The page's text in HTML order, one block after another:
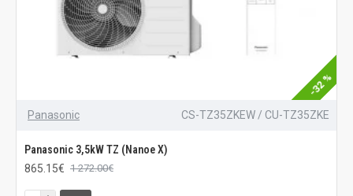
-32 %
Panasonic CS-TZ35ZKEW / CU-TZ35ZKE
Panasonic 3,5kW TZ (Nanoe X)
865.15€ 1 272.00€